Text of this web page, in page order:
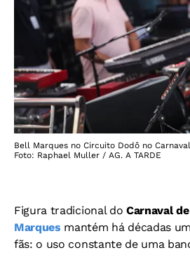
Bell Marques no Circuito Dodô no
Foto: Raphael Muller / AG. A TARDE
Figura tradicional do Carnaval
Marques mantém há décadas
fãs: o uso constante de uma